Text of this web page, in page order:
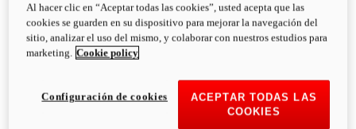
Diavel
V4
Diavel V4
126 NmTorque
223 kg
PESO HÚMEDO SIN
Al hacer clic en “Aceptar todas las cookies”, usted acepta que las
cookies se guarden en su dispositivo para mejorar la navegación del
sitio, analizar el uso del mismo, y colaborar con nuestros estudios para
marketing. Cookie policy
ACEPTAR TODAS LAS
COOKIES
Configuración de cookies